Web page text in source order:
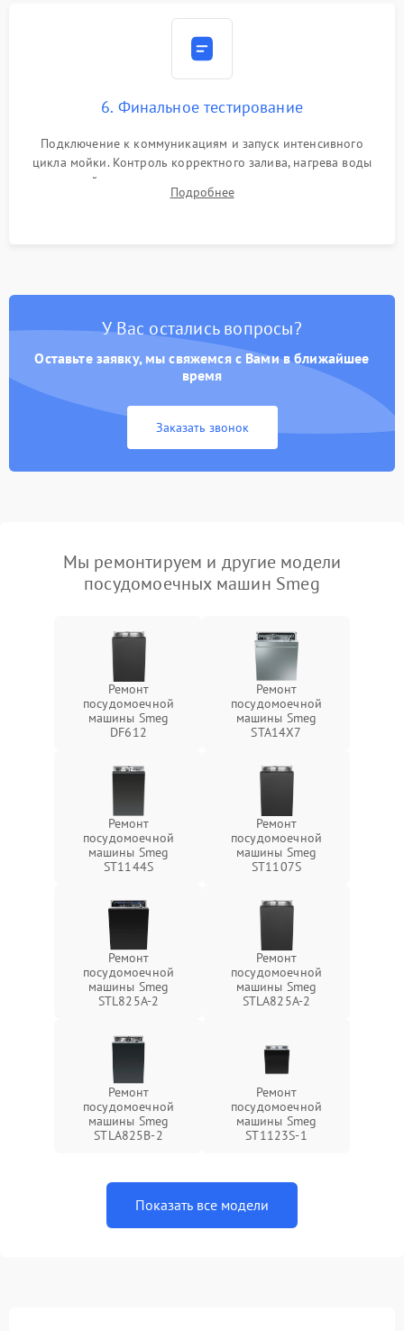
6. Финальное тестирование
Подключение к коммуникациям и запуск интенсивного
цикла мойки. Контроль корректного залива, нагрева воды
до нужной температуры, отсутствия посторонних шумов,
штатного слива и абсолютной сухости в поддоне.
Подробнее
У Вас остались вопросы?
Оставьте заявку, мы свяжемся с Вами в ближайшее
время
Заказать звонок
Мы ремонтируем и другие модели
посудомоечных машин Smeg
Ремонт
посудомоечной
машины Smeg
DF612
Ремонт
посудомоечной
машины Smeg
STA14X7
Ремонт
посудомоечной
машины Smeg
ST1144S
Ремонт
посудомоечной
машины Smeg
ST1107S
Ремонт
посудомоечной
машины Smeg
STL825A-2
Ремонт
посудомоечной
машины Smeg
STLA825A-2
Ремонт
посудомоечной
машины Smeg
STLA825B-2
Ремонт
посудомоечной
машины Smeg
ST1123S-1
Показать все модели